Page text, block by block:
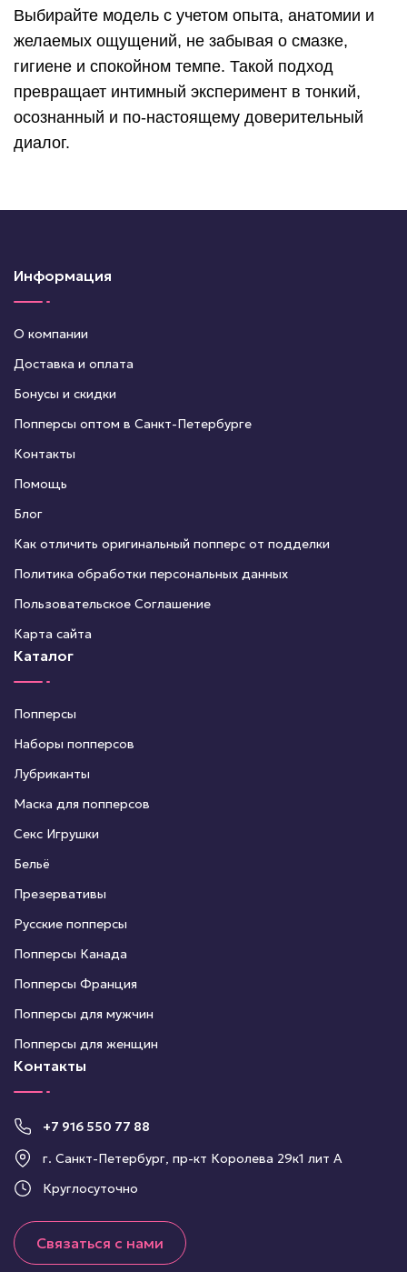
Выбирайте модель с учетом опыта, анатомии и
желаемых ощущений, не забывая о смазке,
гигиене и спокойном темпе. Такой подход
превращает интимный эксперимент в тонкий,
осознанный и по-настоящему доверительный
диалог.
Информация
О компании
Доставка и оплата
Бонусы и скидки
Попперсы оптом в Санкт-Петербурге
Контакты
Помощь
Блог
Как отличить оригинальный попперс от подделки
Политика обработки персональных данных
Пользовательское Соглашение
Карта сайта
Каталог
Попперсы
Наборы попперсов
Лубриканты
Маска для попперсов
Секс Игрушки
Бельё
Презервативы
Русские попперсы
Попперсы Канада
Попперсы Франция
Попперсы для мужчин
Попперсы для женщин
Контакты
+7 916 550 77 88
г. Санкт-Петербург, пр-кт Королева 29к1 лит А
Круглосуточно
Связаться с нами